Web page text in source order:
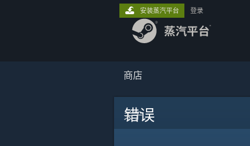
商店
关于
安装蒸汽平台 登录
错误